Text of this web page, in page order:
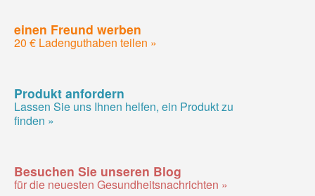
einen Freund werben
20 € Ladenguthaben teilen »
Produkt anfordern
Lassen Sie uns Ihnen helfen, ein Produkt zu
finden »
Besuchen Sie unseren Blog
für die neuesten Gesundheitsnachrichten »